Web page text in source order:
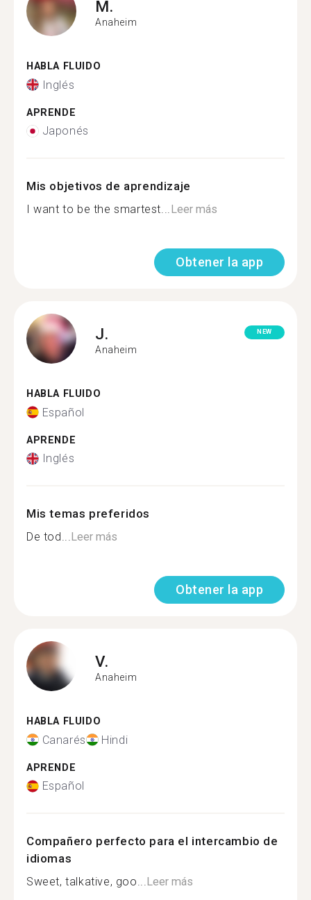
M.
Anaheim
HABLA FLUIDO
Inglés
APRENDE
Japonés
Mis objetivos de aprendizaje
I want to be the smartest...Leer más
Obtener la app
J.
Anaheim
NEW
HABLA FLUIDO
Español
APRENDE
Inglés
Mis temas preferidos
De tod...Leer más
Obtener la app
V.
Anaheim
HABLA FLUIDO
Canarés Hindi
APRENDE
Español
Compañero perfecto para el intercambio de
idiomas
Sweet, talkative, goo...Leer más